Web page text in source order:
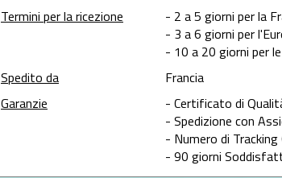
Termini per la ricezione
- 2 a 5 giorni per la
- 3 a 6 giorni per
- 10 a 20 giorni per
Spedito da
Francia
Garanzie
- Certificato di
- Spedizione con
- Numero di Tracking
- 90 giorni